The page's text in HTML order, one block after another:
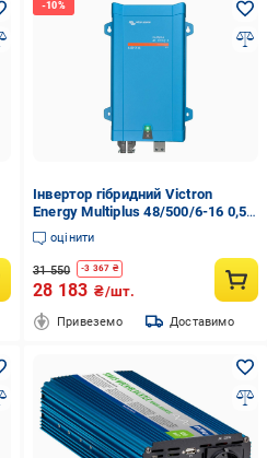
Інвертор гібридний Victron
Energy Multiplus 48/500/6-16 0,5
кВа/0,43 кВт 1 фаза без MPPT
оцінити
31 550 -3 367 ₴
28 183 ₴/шт.
Привеземо Доставимо